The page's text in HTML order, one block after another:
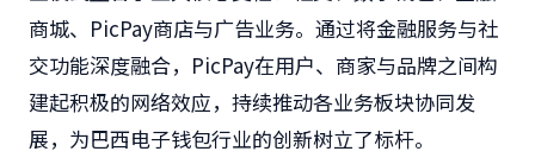
商城、PicPay商店与广告业务。通过将金融服务与社
交功能深度融合，PicPay在用户、商家与品牌之间构
建起积极的网络效应，持续推动各业务板块协同发
展，为巴西电子钱包行业的创新树立了标杆。